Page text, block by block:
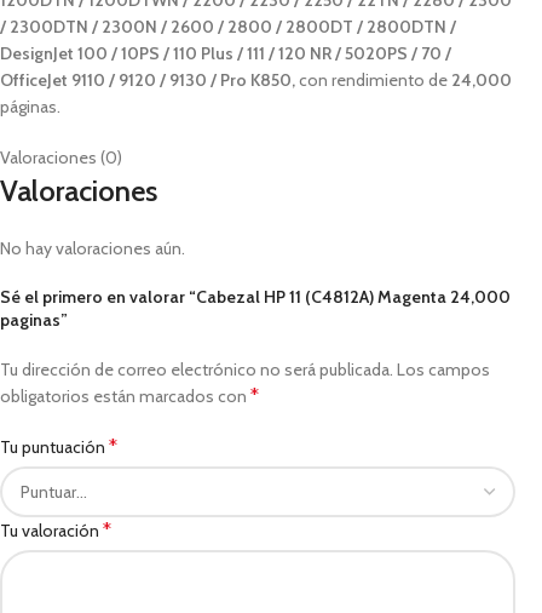
/ 2300DTN / 2300N / 2600 / 2800 / 2800DT / 2800DTN /
DesignJet 100 / 10PS / 110 Plus / 111 / 120 NR / 5020PS / 70 /
OfficeJet 9110 / 9120 / 9130 / Pro K850,con rendimiento de 24,000
páginas.
Valoraciones (0)
Valoraciones
No hay valoraciones aún.
Sé el primero en valorar “Cabezal HP 11 (C4812A) Magenta 24,000
paginas”
Tu dirección de correo electrónico no será publicada. Los campos
obligatorios están marcados con *
Tu puntuación *
Tu valoración *